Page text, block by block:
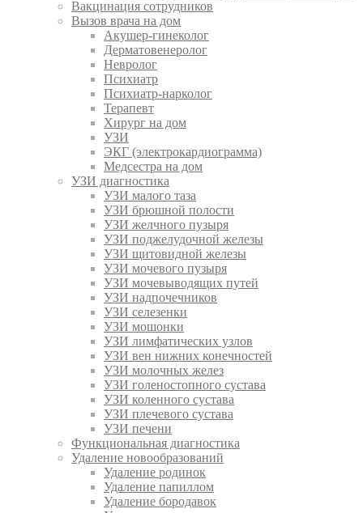
Вакцинация сотрудников
Вызов врача на дом
Акушер-гинеколог
Дерматовенеролог
Невролог
Психиатр
Психиатр-нарколог
Терапевт
Хирург на дом
УЗИ
ЭКГ (электрокардиограмма)
Медсестра на дом
УЗИ диагностика
УЗИ малого таза
УЗИ брюшной полости
УЗИ желчного пузыря
УЗИ поджелудочной железы
УЗИ щитовидной железы
УЗИ мочевого пузыря
УЗИ мочевыводящих путей
УЗИ надпочечников
УЗИ селезенки
УЗИ мошонки
УЗИ лимфатических узлов
УЗИ вен нижних конечностей
УЗИ молочных желез
УЗИ голеностопного сустава
УЗИ коленного сустава
УЗИ плечевого сустава
УЗИ печени
Функциональная диагностика
Удаление новообразований
Удаление родинок
Удаление папиллом
Удаление бородавок